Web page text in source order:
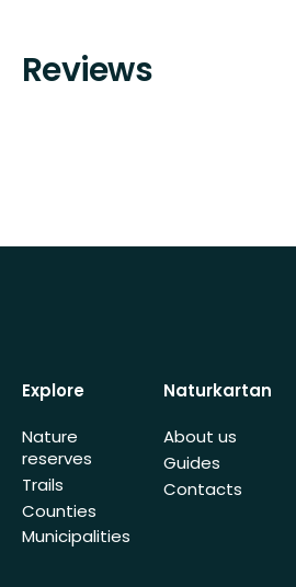
Reviews
Explore
Nature
reserves
Trails
Counties
Municipalities
Naturkartan
About us
Guides
Contacts